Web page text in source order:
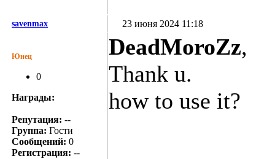
savenmax 23 июня 2024 11:18
Юнец
0
Награды:
Репутация: --
Группа: Гости
Сообщений: 0
Регистрация: --
DeadMoroZz,
Thank u.
how to use it?